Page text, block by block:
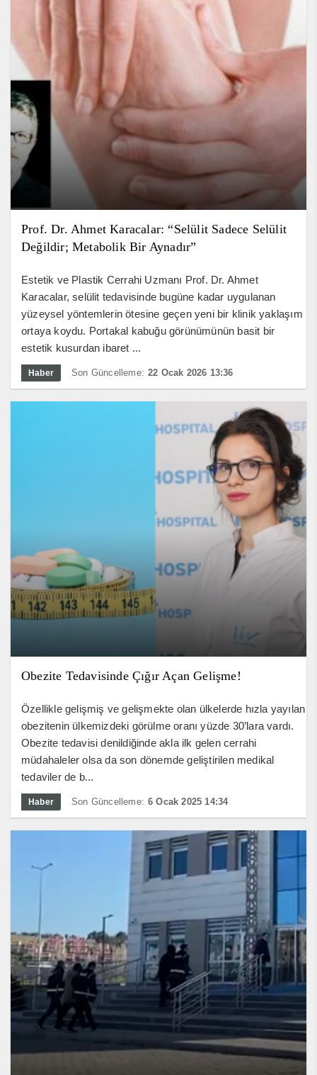
Prof. Dr. Ahmet Karacalar: “Selülit Sadece Selülit
Değildir; Metabolik Bir Aynadır”
Estetik ve Plastik Cerrahi Uzmanı Prof. Dr. Ahmet
Karacalar, selülit tedavisinde bugüne kadar uygulanan
yüzeysel yöntemlerin ötesine geçen yeni bir klinik yaklaşım
ortaya koydu. Portakal kabuğu görünümünün basit bir
estetik kusurdan ibaret ...
Haber Son Güncelleme: 22 Ocak 2026 13:36
Obezite Tedavisinde Çığır Açan Gelişme!
Özellikle gelişmiş ve gelişmekte olan ülkelerde hızla yayılan
obezitenin ülkemizdeki görülme oranı yüzde 30’lara vardı.
Obezite tedavisi denildiğinde akla ilk gelen cerrahi
müdahaleler olsa da son dönemde geliştirilen medikal
tedaviler de b...
Haber Son Güncelleme: 6 Ocak 2025 14:34